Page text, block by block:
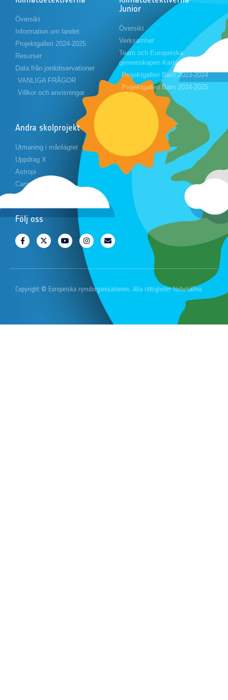
Översikt
Information om landet
Projektgalleri 2024-2025
Resurser
Data från jordobservationer
VANLIGA FRÅGOR
Villkor och anvisningar
Junior
Översikt
Verksamhet
Team och Europeiska
gemenskapen Karta
Projektgalleri Barn 2023-2024
Projektgalleri Barn 2024-2025
Andra skolprojekt
Utmaning i månlägret
Uppdrag X
Astropi
Cansat
Följ oss
Copyright © Europeiska rymdorganisationen. Alla rättigheter förbehållna.